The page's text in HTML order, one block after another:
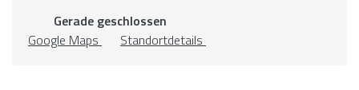
Gerade geschlossen
Google Maps
Standortdetails